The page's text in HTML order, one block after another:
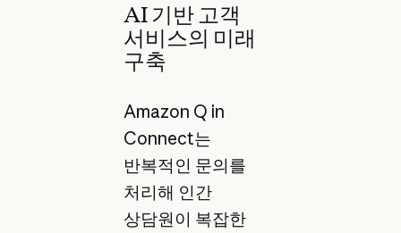
AI 기반 고객
서비스의 미래
구축
Amazon Q in
Connect는
반복적인 문의를
처리해 인간
상담원이 복잡한